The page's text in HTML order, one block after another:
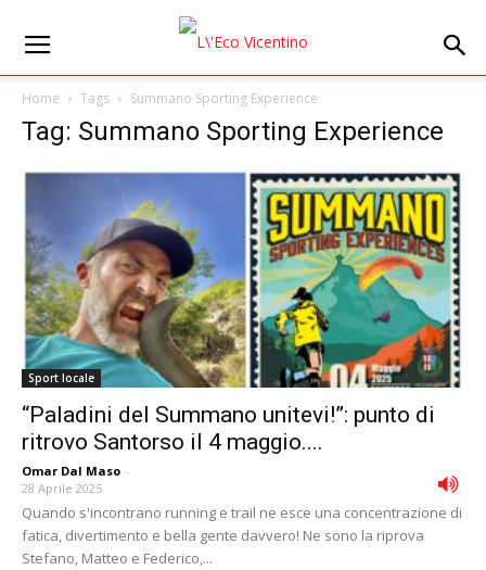
Home Tags Summano Sporting Experience
Tag: Summano Sporting Experience
Sport locale
“Paladini del Summano unitevi!”: punto di
ritrovo Santorso il 4 maggio....
Omar Dal Maso -
28 Aprile 2025
Quando s'incontrano running e trail ne esce una concentrazione di
fatica, divertimento e bella gente davvero! Ne sono la riprova
Stefano, Matteo e Federico,...